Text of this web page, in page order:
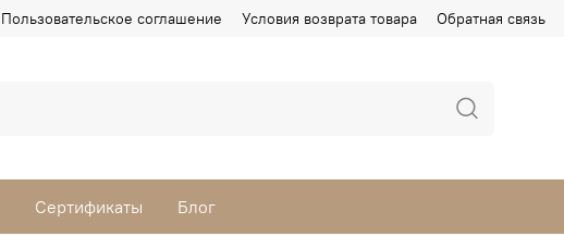
Пользовательское соглашение Условия возврата товара Обратная связь
Сертификаты Блог